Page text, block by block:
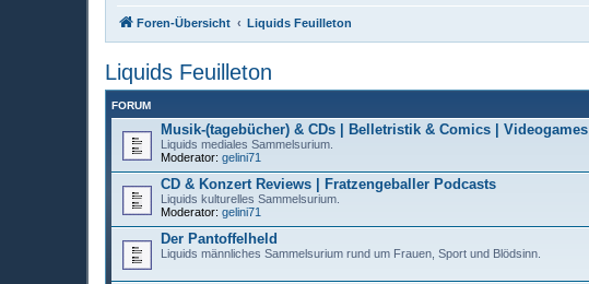
Foren-Übersicht Liquids Feuilleton
Liquids Feuilleton
FORUM
Musik-(tagebücher) & CDs | Belletristik & Comics | Videogames
Liquids mediales Sammelsurium.
Moderator: gelini71
CD & Konzert Reviews | Fratzengeballer Podcasts
Liquids kulturelles Sammelsurium.
Moderator: gelini71
Der Pantoffelheld
Liquids männliches Sammelsurium rund um Frauen, Sport und Blödsinn.